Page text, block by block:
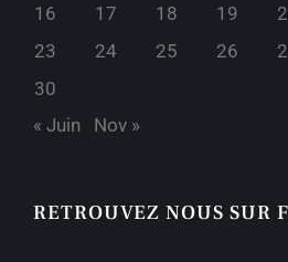
16
17 18 19
23
24 25 26
30
« Juin
Nov »
RETROUVEZ NOUS SUR